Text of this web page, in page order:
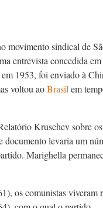
movimento sindical de
entrevista concedida
1953, foi enviado à
voltou aoBrasil em
Kruschev sobre
documento levaria um
Marighella
os comunistas viveram